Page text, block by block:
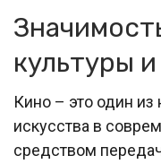
культуры
Кино – это один
искусства в
средством